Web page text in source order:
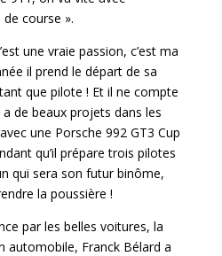
de course ».
une vraie passion, c’est ma
il prend le départ de sa
que pilote ! Et il ne compte
a de beaux projets dans les
une Porsche 992 GT3 Cup
qu’il prépare trois pilotes
qui sera son futur binôme,
la poussière !
par les belles voitures, la
automobile, Franck Bélard a